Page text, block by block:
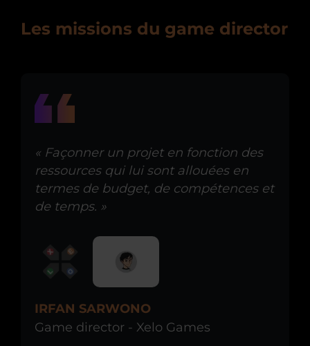
Les missions du game director
« Façonner un projet en fonction des
ressources qui lui sont allouées en
termes de budget, de compétences et
de temps. »
IRFAN SARWONO
Game director - Xelo Games